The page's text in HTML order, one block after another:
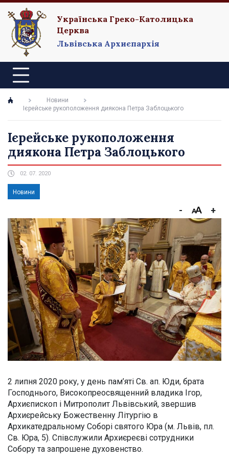
Українська Греко-Католицька
Церква
Львівська Архиєпархія
Новини
Ієрейське рукоположення диякона Петра Заблоцького
Ієрейське рукоположення
диякона Петра Заблоцького
02. 07. 2020
Новини
- +
2 липня 2020 року, у день пам’яті Св. ап. Юди, брата
Господнього, Високопреосвященний владика Ігор,
Архиєпископ і Митрополит Львівський, звершив
Архиєрейську Божественну Літургію в
Архикатедральному Соборі святого Юра (м. Львів, пл.
Св. Юра, 5). Співслужили Архиєреєві сотрудники
Собору та запрошене духовенство.